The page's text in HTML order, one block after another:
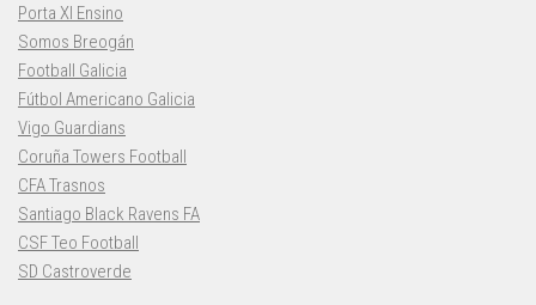
Porta XI Ensino
Somos Breogán
Football Galicia
Fútbol Americano Galicia
Vigo Guardians
Coruña Towers Football
CFA Trasnos
Santiago Black Ravens FA
CSF Teo Football
SD Castroverde